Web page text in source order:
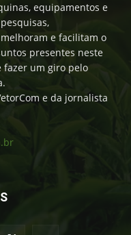
equipamentos e
e facilitam o
presentes neste
fazer um giro pelo
e da jornalista